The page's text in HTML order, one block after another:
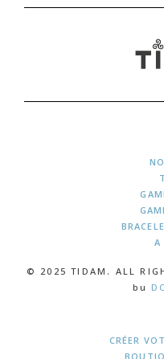
A
© 2025 TIDAM. ALL
bu
CRÉER